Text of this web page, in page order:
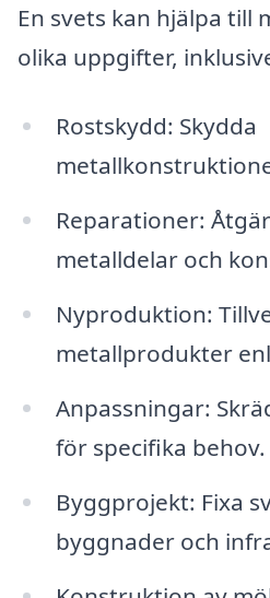
En svets kan hjälpa till
olika uppgifter,
Rostskydd: Skydda
Reparationer:
metalldelar och
Nyproduktion:
metallprodukter
Anpassningar:
för specifika behov.
Byggprojekt: Fixa
byggnader och